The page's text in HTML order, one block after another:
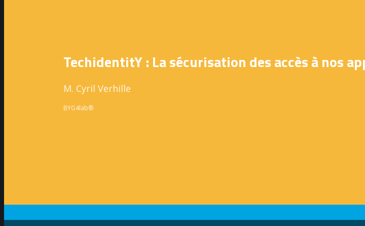
TechidentitY : La sécurisation des accès à nos
M. Cyril Verhille
BYG4lab®